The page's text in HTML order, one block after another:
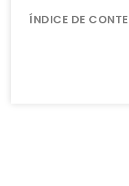
ÍNDICE DE